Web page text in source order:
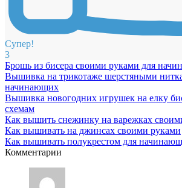
Супер!
3
Брошь из бисера своими руками для
Вышивка на трикотаже шерстяными
начинающих
Вышивка новогодних игрушек на елку
схемам
Как вышить снежинку на варежках
Как вышивать на джинсах своими руками
Как вышивать полукрестом для
Комментарии